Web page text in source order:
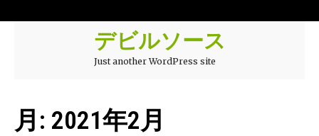
デビルソース
Just another WordPress site
月: 2021年2月